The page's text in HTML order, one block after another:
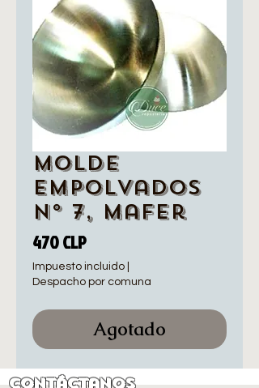
Molde
Empolvados
N° 7, Mafer
470 CLPPrecio
Impuesto incluido
Despacho por comuna
Agotado
Contáctanos